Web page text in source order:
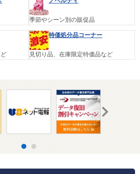
季節やシーン別の販促品
特価処分品コーナー
見切り品、在庫限定特価品など